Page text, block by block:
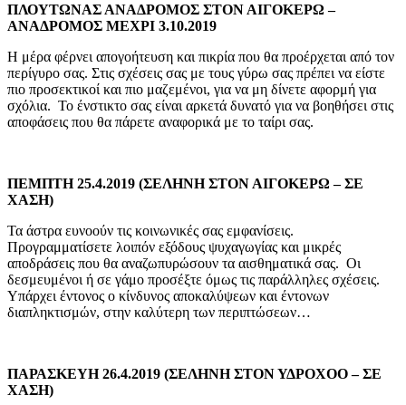
ΠΛΟΥΤΩΝΑΣ ΑΝΑΔΡΟΜΟΣ ΣΤΟΝ ΑΙΓΟΚΕΡΩ –
ΑΝΑΔΡΟΜΟΣ ΜΕΧΡΙ 3.10.2019
Η μέρα φέρνει απογοήτευση και πικρία που θα προέρχεται από τον
περίγυρο σας. Στις σχέσεις σας με τους γύρω σας πρέπει να είστε
πιο προσεκτικοί και πιο μαζεμένοι, για να μη δίνετε αφορμή για
σχόλια. Το ένστικτο σας είναι αρκετά δυνατό για να βοηθήσει στις
αποφάσεις που θα πάρετε αναφορικά με το ταίρι σας.
ΠΕΜΠΤΗ 25.4.2019 (ΣΕΛΗΝΗ ΣΤΟΝ ΑΙΓΟΚΕΡΩ – ΣΕ
ΧΑΣΗ)
Τα άστρα ευνοούν τις κοινωνικές σας εμφανίσεις.
Προγραμματίσετε λοιπόν εξόδους ψυχαγωγίας και μικρές
αποδράσεις που θα αναζωπυρώσουν τα αισθηματικά σας. Οι
δεσμευμένοι ή σε γάμο προσέξτε όμως τις παράλληλες σχέσεις.
Υπάρχει έντονος ο κίνδυνος αποκαλύψεων και έντονων
διαπληκτισμών, στην καλύτερη των περιπτώσεων…
ΠΑΡΑΣΚΕΥΗ 26.4.2019 (ΣΕΛΗΝΗ ΣΤΟΝ ΥΔΡΟΧΟΟ – ΣΕ
ΧΑΣΗ)